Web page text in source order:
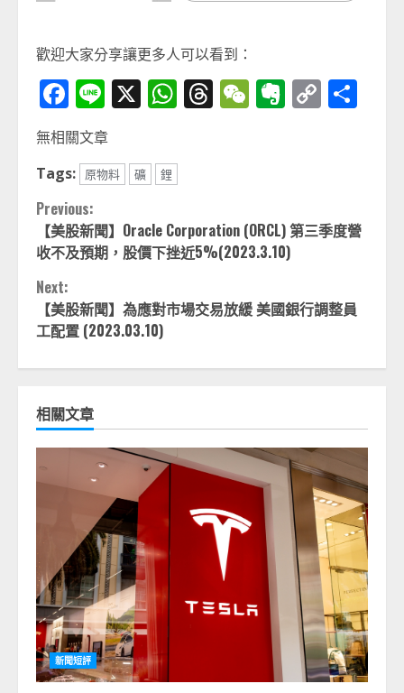
歡迎大家分享讓更多人可以看到：
Facebook
Line
X WhatsApp
Threads
WeChat
Evernote
Copy
無相關文章
Tags:
原物料 礦 鋰
Continue
Reading
Previous:
【美股新聞】Oracle Corporation (ORCL) 第三季度營
收不及預期，股價下挫近5%(2023.3.10)
Next:
【美股新聞】為應對市場交易放緩 美國銀行調整員
工配置 (2023.03.10)
相關文章
新聞短評